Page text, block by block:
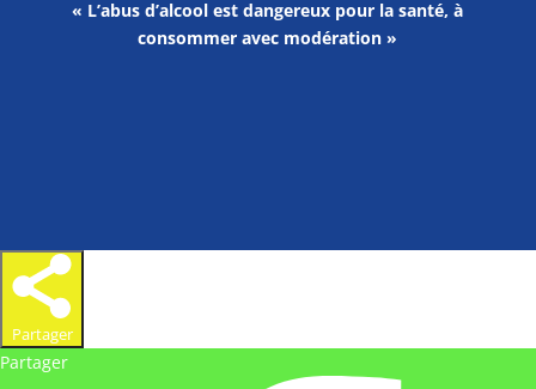
« L’abus d’alcool est dangereux pour la santé, à
consommer avec modération »
Partager
Partager